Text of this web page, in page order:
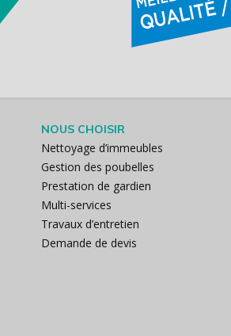
NOUS CHOISIR
Nettoyage d’immeubles
Gestion des poubelles
Prestation de gardien
Multi-services
Travaux d’entretien
Demande de devis